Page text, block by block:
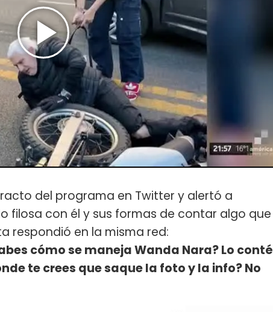
del programa en Twitter y alertó a
filosa con él y sus formas de contar algo que
respondió en la misma red:
cómo se maneja Wanda Nara? Lo conté
te crees que saque la foto y la info? No